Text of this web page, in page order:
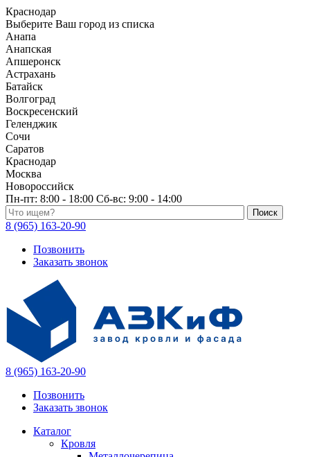
Краснодар
Выберите Ваш город из списка
Анапа
Анапская
Апшеронск
Астрахань
Батайск
Волгоград
Воскресенский
Геленджик
Сочи
Саратов
Краснодар
Москва
Новороссийск
Пн-пт: 8:00 - 18:00 Сб-вс: 9:00 - 14:00
Поиск по каталогу
8 (965) 163-20-90
Позвонить
Заказать звонок
8 (965) 163-20-90
Позвонить
Заказать звонок
Каталог
Кровля